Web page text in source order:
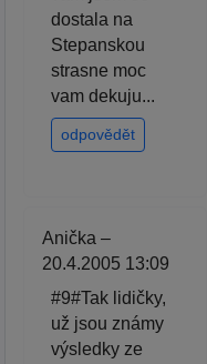
dostala na
Stepanskou
strasne moc
vam dekuju...
odpovědět
Anička –
20.4.2005 13:09
#9#Tak lidičky,
už jsou známy
výsledky ze